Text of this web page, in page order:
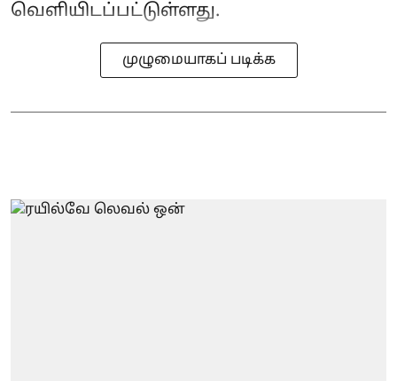
வெளியிடப்பட்டுள்ளது.
முழுமையாகப் படிக்க